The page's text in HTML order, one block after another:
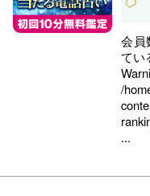
会員
てい
/
...